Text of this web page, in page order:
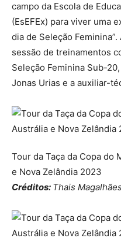
campo da Escola de
(EsEFEx) para viver uma
dia de Seleção
sessão de treinamentos
Seleção Feminina Sub-
Jonas Urias e a auxiliar-
Tour da Taça da Copa do
e Nova Zelândia 2023
Créditos: Thais